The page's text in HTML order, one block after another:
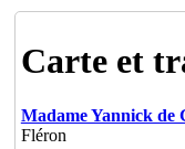
Carte et
Madame Yannick de
Fléron